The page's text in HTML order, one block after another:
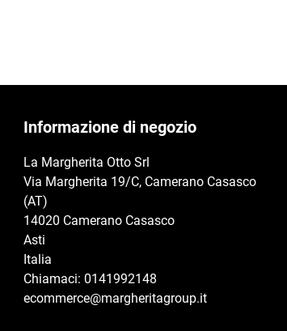
Informazione di negozio
La Margherita Otto Srl
Via Margherita 19/C, Camerano Casasco
(AT)
14020 Camerano Casasco
Asti
Italia
Chiamaci: 0141992148
ecommerce@margheritagroup.it